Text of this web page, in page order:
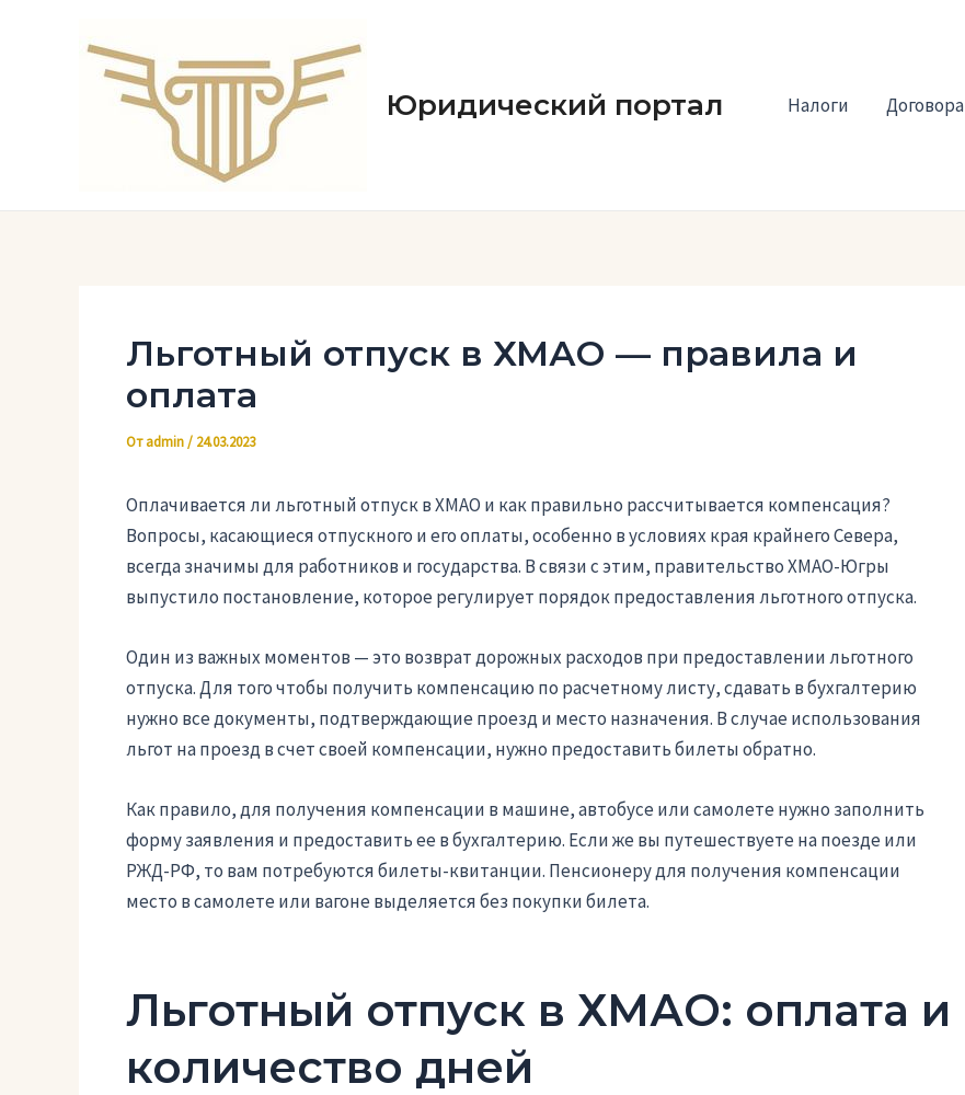
содержимому
Юридический портал Налоги Договора
Льготный отпуск в ХМАО — правила и
оплата
Отadmin/ 24.03.2023
Оплачивается ли льготный отпуск в ХМАО и как правильно рассчитывается компенсация?
Вопросы, касающиеся отпускного и его оплаты, особенно в условиях края крайнего Севера,
всегда значимы для работников и государства. В связи с этим, правительство ХМАО-Югры
выпустило постановление, которое регулирует порядок предоставления льготного отпуска.
Один из важных моментов — это возврат дорожных расходов при предоставлении льготного
отпуска. Для того чтобы получить компенсацию по расчетному листу, сдавать в бухгалтерию
нужно все документы, подтверждающие проезд и место назначения. В случае использования
льгот на проезд в счет своей компенсации, нужно предоставить билеты обратно.
Как правило, для получения компенсации в машине, автобусе или самолете нужно заполнить
форму заявления и предоставить ее в бухгалтерию. Если же вы путешествуете на поезде или
РЖД-РФ, то вам потребуются билеты-квитанции. Пенсионеру для получения компенсации
место в самолете или вагоне выделяется без покупки билета.
Льготный отпуск в ХМАО: оплата и
количество дней